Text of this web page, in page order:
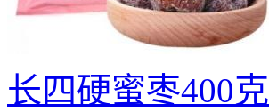
长四硬蜜枣400克